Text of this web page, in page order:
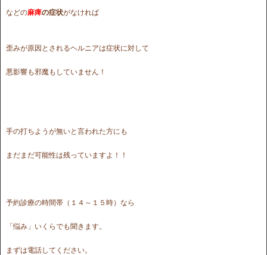
などの麻痺の症状がなければ
歪みが原因とされるヘルニアは症状に対して
悪影響も邪魔もしていません！
手の打ちようが無いと言われた方にも
まだまだ可能性は残っていますよ！！
予約診療の時間帯（１４～１５時）なら
「悩み」いくらでも聞きます。
まずは電話してください。